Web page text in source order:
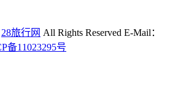
28旅行网 All Rights Reserved E-Mail：
备11023295号